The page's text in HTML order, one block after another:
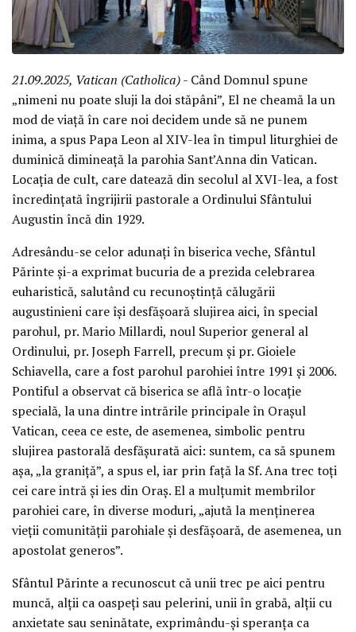
21.09.2025, Vatican (Catholica)- Când Domnul spune
„nimeni nu poate sluji la doi stăpâni”, El ne cheamă la un
mod de viață în care noi decidem unde să ne punem
inima, a spus Papa Leon al XIV-lea în timpul liturghiei de
duminică dimineață la parohia Sant’Anna din Vatican.
Locația de cult, care datează din secolul al XVI-lea, a fost
încredințată îngrijirii pastorale a Ordinului Sfântului
Augustin încă din 1929.
Adresându-se celor adunați în biserica veche, Sfântul
Părinte și-a exprimat bucuria de a prezida celebrarea
euharistică, salutând cu recunoștință călugării
augustinieni care își desfășoară slujirea aici, în special
parohul, pr. Mario Millardi, noul Superior general al
Ordinului, pr. Joseph Farrell, precum și pr. Gioiele
Schiavella, care a fost parohul parohiei între 1991 și 2006.
Pontiful a observat că biserica se află într-o locație
specială, la una dintre intrările principale în Orașul
Vatican, ceea ce este, de asemenea, simbolic pentru
slujirea pastorală desfășurată aici: suntem, ca să spunem
așa, „la graniță”, a spus el, iar prin față la Sf. Ana trec toți
cei care intră și ies din Oraș. El a mulțumit membrilor
parohiei care, în diverse moduri, „ajută la menținerea
vieții comunității parohiale și desfășoară, de asemenea, un
apostolat generos”.
Sfântul Părinte a recunoscut că unii trec pe aici pentru
muncă, alții ca oaspeți sau pelerini, unii în grabă, alții cu
anxietate sau seninătate, exprimându-și speranța ca